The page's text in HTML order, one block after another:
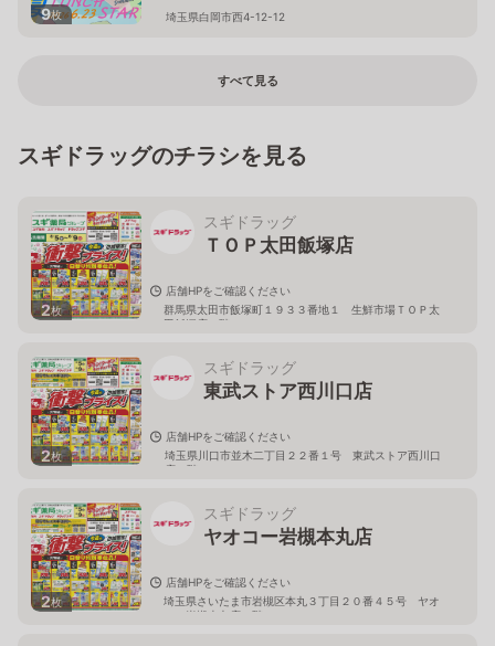
9枚 埼玉県白岡市西4-12-12
すべて見る
スギドラッグのチラシを見る
2枚
スギドラッグ
ＴＯＰ太田飯塚店
店舗HPをご確認ください
群馬県太田市飯塚町１９３３番地１ 生鮮市場ＴＯＰ太
田飯塚店１階
2枚
スギドラッグ
東武ストア西川口店
店舗HPをご確認ください
埼玉県川口市並木二丁目２２番１号 東武ストア西川口
店２階
2枚
スギドラッグ
ヤオコー岩槻本丸店
店舗HPをご確認ください
埼玉県さいたま市岩槻区本丸３丁目２０番４５号 ヤオ
コー岩槻本丸店２階